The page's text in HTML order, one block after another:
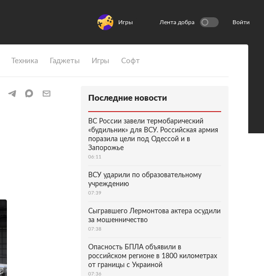
Игры Лента добра Войти
Техника Гаджеты Игры Софт
Последние новости
ВС России завели термобарический
«будильник» для ВСУ. Российская армия
поразила цели под Одессой и в
Запорожье
06:11
ВСУ ударили по образовательному
учреждению
07:39
Сыгравшего Лермонтова актера осудили
за мошенничество
07:38
Опасность БПЛА объявили в
российском регионе в 1800 километрах
от границы с Украиной
07:36